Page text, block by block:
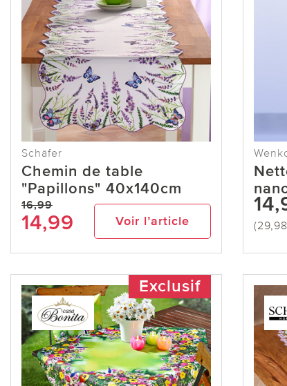
Schäfer
Chemin de table
"Papillons" 40x140cm
16,99
14,99 Voir l’article
Exclusif